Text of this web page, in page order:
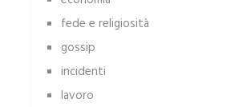
fede e religiosità
gossip
incidenti
lavoro